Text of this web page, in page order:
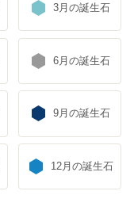
3月の誕生石
6月の誕生石
9月の誕生石
12月の誕生石